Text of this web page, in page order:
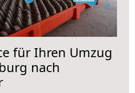
für Ihren Umzug
nach